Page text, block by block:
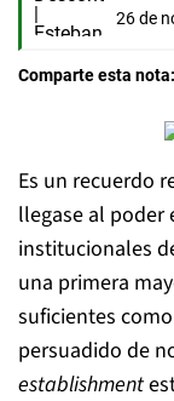
26 de
Comparte esta nota:
Es un recuerdo
llegase al poder
institucionales
una primera
suficientes
persuadido de
establishment